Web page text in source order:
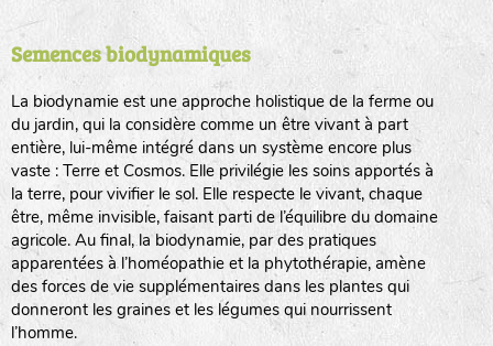
Semences biodynamiques
La biodynamie est une approche holistique de la ferme ou
du jardin, qui la considère comme un être vivant à part
entière, lui-même intégré dans un système encore plus
vaste : Terre et Cosmos. Elle privilégie les soins apportés à
la terre, pour vivifier le sol. Elle respecte le vivant, chaque
être, même invisible, faisant parti de l’équilibre du domaine
agricole. Au final, la biodynamie, par des pratiques
apparentées à l’homéopathie et la phytothérapie, amène
des forces de vie supplémentaires dans les plantes qui
donneront les graines et les légumes qui nourrissent
l’homme.
LA RÉFÉRENCE :F BEL20BPA1A (en haut à gauche)
F : Fleurs.
Les autres catégories étant :
animaux sauvages
biodiversité cultivée